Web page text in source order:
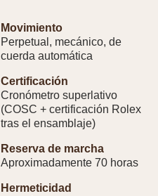
Movimiento
Perpetual, mecánico, de
cuerda automática
Certificación
Cronómetro superlativo
(COSC + certificación Rolex
tras el ensamblaje)
Reserva de marcha
Aproximadamente 70 horas
Hermeticidad